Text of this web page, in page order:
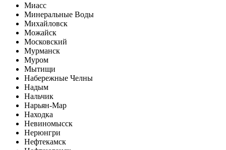
Миасс
Минеральные Воды
Михайловск
Можайск
Московский
Мурманск
Муром
Мытищи
Набережные Челны
Надым
Нальчик
Нарьян-Мар
Находка
Невиномысск
Нерюнгри
Нефтекамск